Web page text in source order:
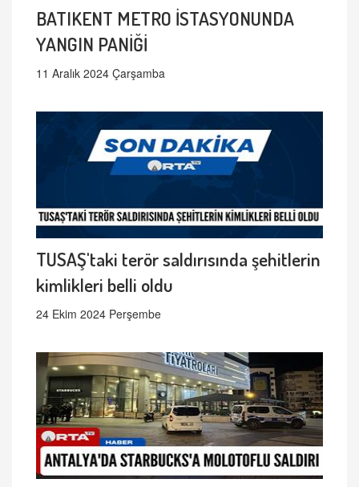
BATIKENT METRO İSTASYONUNDA
YANGIN PANİĞİ
11 Aralık 2024 Çarşamba
TUSAŞ'taki terör saldırısında şehitlerin
kimlikleri belli oldu
24 Ekim 2024 Perşembe